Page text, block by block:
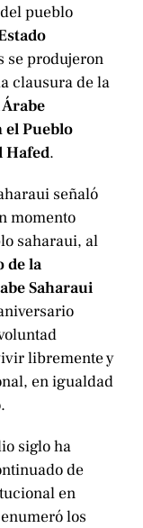
pueblo
se produjeron
clausura de la
Pueblo
Hafed.
señaló
momento
saharaui, al
de la
Saharaui
libremente y
en igualdad
siglo ha
de
en
los